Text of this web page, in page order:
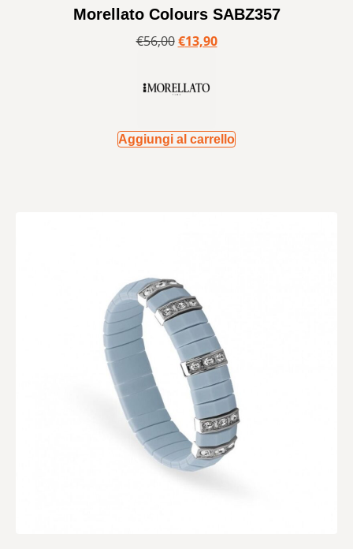
Morellato Colours SABZ357
€56,00 €13,90
Aggiungi al carrello